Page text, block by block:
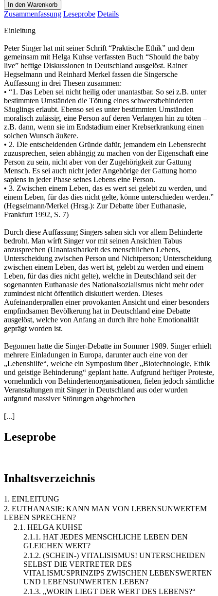
In den Warenkorb
Zusammenfassung Leseprobe Details
Einleitung
Peter Singer hat mit seiner Schrift “Praktische Ethik” und dem
gemeinsam mit Helga Kuhse verfassten Buch “Should the baby
live” heftige Diskussionen in Deutschland ausgelöst. Rainer
Hegselmann und Reinhard Merkel fassen die Singersche
Auffassung in drei Thesen zusammen:
• “1. Das Leben sei nicht heilig oder unantastbar. So sei z.B. unter
bestimmten Umständen die Tötung eines schwerstbehinderten
Säuglings erlaubt. Ebenso sei es unter bestimmten Umständen
moralisch zulässig, eine Person auf deren Verlangen hin zu töten –
z.B. dann, wenn sie im Endstadium einer Krebserkrankung einen
solchen Wunsch äußere.
• 2. Die entscheidenden Gründe dafür, jemandem ein Lebensrecht
zuzusprechen, seien abhängig zu machen von der Eigenschaft eine
Person zu sein, nicht aber von der Zugehörigkeit zur Gattung
Mensch. Es sei auch nicht jeder Angehörige der Gattung homo
sapiens in jeder Phase seines Lebens eine Person.
• 3. Zwischen einem Leben, das es wert sei gelebt zu werden, und
einem Leben, für das dies nicht gelte, könne unterschieden werden.”
(Hegselmann/Merkel (Hrsg.): Zur Debatte über Euthanasie,
Frankfurt 1992, S. 7)
Durch diese Auffassung Singers sahen sich vor allem Behinderte
bedroht. Man wírft Singer vor mit seinen Ansichten Tabus
anzusprechen (Unantastbarkeit des menschlichen Lebens,
Unterscheidung zwischen Person und Nichtperson; Unterscheidung
zwischen einem Leben, das wert ist, gelebt zu werden und einem
Leben, für das dies nicht gelte), welche in Deutschland seit der
sogenannten Euthanasie des Nationalsozialismus nicht mehr oder
zumindest nicht öffentlich diskutiert werden. Dieses
Aufeinanderprallen einer provokanten Ansicht und einer besonders
empfindsamen Bevölkerung hat in Deutschland eine Debatte
ausgelöst, welche von Anfang an durch ihre hohe Emotionalität
geprägt worden ist.
Begonnen hatte die Singer-Debatte im Sommer 1989. Singer erhielt
mehrere Einladungen in Europa, darunter auch eine von der
„Lebenshilfe“, welche ein Symposium über „Biotechnologie, Ethik
und geistige Behinderung“ geplant hatte. Aufgrund heftiger Proteste,
vornehmlich von Behindertenorganisationen, fielen jedoch sämtliche
Veranstaltungen mit Singer in Deutschland aus oder wurden
aufgrund massiver Störungen abgebrochen
[...]
Leseprobe
Inhaltsverzeichnis
1. EINLEITUNG
2. EUTHANASIE: KANN MAN VON LEBENSUNWERTEM
LEBEN SPRECHEN?
2.1. HELGA KUHSE
2.1.1. HAT JEDES MENSCHLICHE LEBEN DEN
GLEICHEN WERT?
2.1.2. (SCHEIN-) VITALISISMUS! UNTERSCHEIDEN
SELBST DIE VERTRETER DES
VITALISMUSPRINZIPS ZWISCHEN LEBENSWERTEN
UND LEBENSUNWERTEN LEBEN?
2.1.3. „WORIN LIEGT DER WERT DES LEBENS?“